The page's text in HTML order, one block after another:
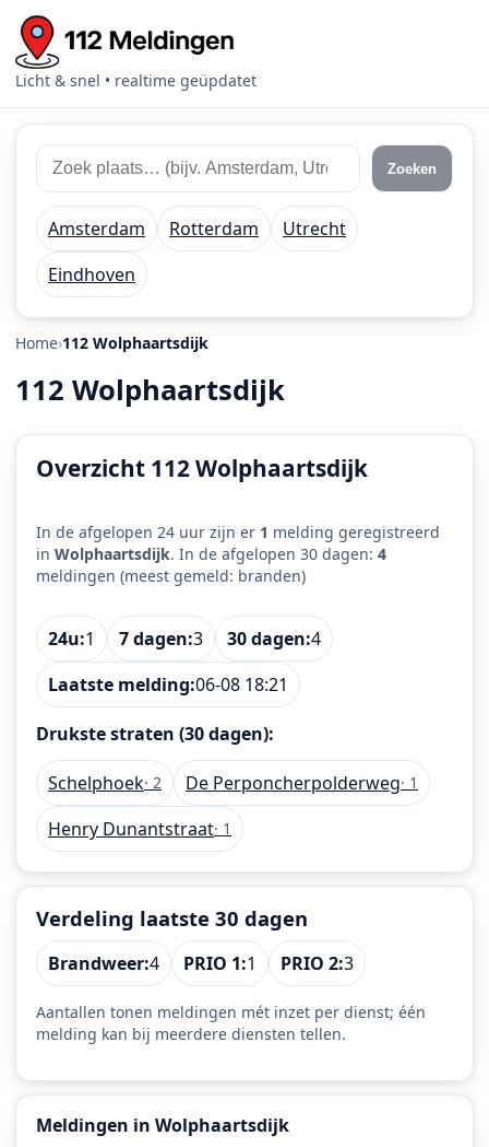
Licht & snel • realtime geüpdatet
Zoek
112
meldingen
Zoek
plaats
of
regio
Zoeken
Amsterdam Rotterdam
Utrecht
Eindhoven
Home 112 Wolphaartsdijk
112 Wolphaartsdijk
Overzicht 112 Wolphaartsdijk
In de afgelopen 24 uur zijn er 1 melding geregistreerd
in Wolphaartsdijk. In de afgelopen 30 dagen: 4
meldingen (meest gemeld: branden)
24u:1 7 dagen:3 30 dagen:4
Laatste melding:06-08 18:21
Drukste straten (30 dagen):
Schelphoek· 2 De Perponcherpolderweg· 1
Henry Dunantstraat· 1
Verdeling laatste 30 dagen
Brandweer:4 PRIO 1:1 PRIO 2:3
Aantallen tonen meldingen mét inzet per dienst; één
melding kan bij meerdere diensten tellen.
Meldingen in Wolphaartsdijk